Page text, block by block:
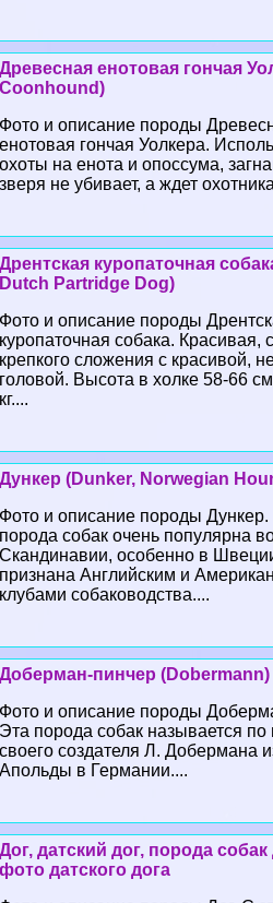
Древесная енотовая гончая
Coonhound)
Фото и описание породы
енотовая гончая Уолкера.
охоты на енота и опоссума,
зверя не убивает, а ждет
Дрентская куропаточная
Dutch Partridge Dog)
Фото и описание породы
куропаточная собака. Красивая,
крепкого сложения с красивой,
головой. Высота в холке 58-66
кг....
Дункер (Dunker, Norwegian
Фото и описание породы Дункер.
порода собак очень популярна
Скандинавии, особенно в
признана Английским и
клубами собаководства....
Доберман-пинчер (Dobermann)
Фото и описание породы
Эта порода собак называется по
своего создателя Л. Добермана
Апольды в Германии....
Дог, датский дог, порода
фото датского дога